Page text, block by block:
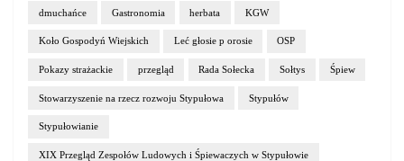
dmuchańce Gastronomia herbata KGW
Koło Gospodyń Wiejskich Leć głosie p orosie OSP
Pokazy strażackie przegląd Rada Sołecka Sołtys Śpiew
Stowarzyszenie na rzecz rozwoju Stypułowa Stypułów
Stypułowianie
XIX Przegląd Zespołów Ludowych i Śpiewaczych w Stypułowie